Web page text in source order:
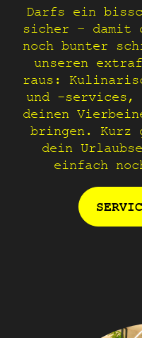
Darfs ein
sicher – damit
noch bunter
unseren
raus:
und -services,
deinen
bringen. Kurz
dein
einfach